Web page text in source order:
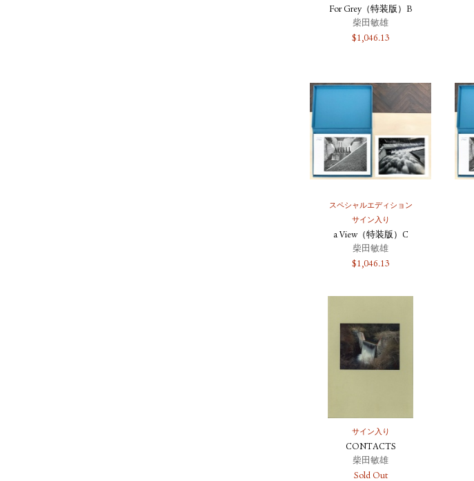
For Grey（特装版）B
柴田敏雄
$1,046.13
スペシャルエディション
サイン入り
a View（特装版）C
柴田敏雄
$1,046.13
サイン入り
CONTACTS
柴田敏雄
Sold Out